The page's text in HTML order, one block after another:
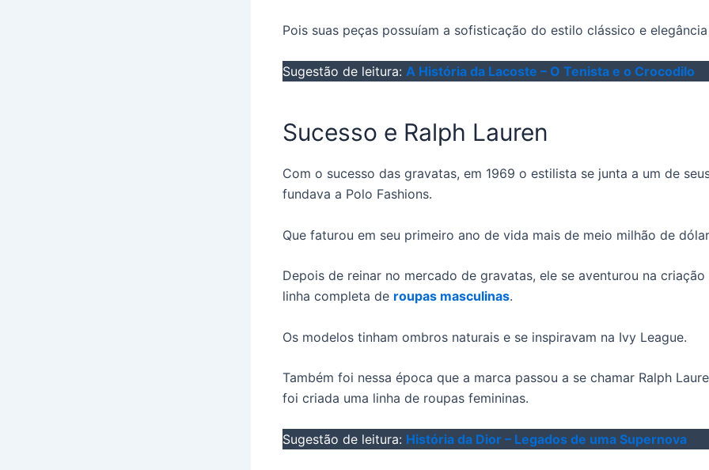
Pois suas peças possuíam a sofisticação do estilo clássico e
Sugestão de leitura: A História da Lacoste – O Tenista e o Crocodilo
Sucesso e Ralph Lauren
Com o sucesso das gravatas, em 1969 o estilista se junta a um de
fundava a Polo Fashions.
Que faturou em seu primeiro ano de vida mais de meio milhão de
Depois de reinar no mercado de gravatas, ele se aventurou na criação
linha completa de roupas masculinas.
Os modelos tinham ombros naturais e se inspiravam na Ivy League.
Também foi nessa época que a marca passou a se chamar Ralph
foi criada uma linha de roupas femininas.
Sugestão de leitura: História da Dior – Legados de uma Supernova